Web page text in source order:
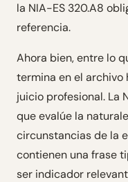
la NIA-ES 320.A8
referencia.
Ahora bien, entre lo
termina en el archivo
juicio profesional. La
que evalúe la
circunstancias de la
contienen una frase
ser indicador